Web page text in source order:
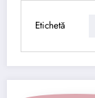
Etichetă